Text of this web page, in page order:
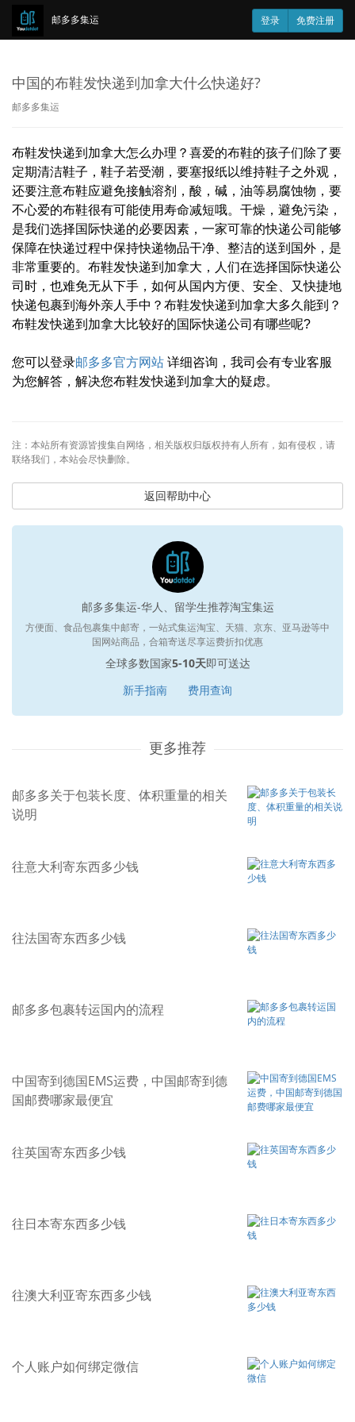
邮多多集运 登录 免费注册
中国的布鞋发快递到加拿大什么快递好?
邮多多集运
布鞋发快递到加拿大怎么办理？喜爱的布鞋的孩子们除了要
定期清洁鞋子，鞋子若受潮，要塞报纸以维持鞋子之外观，
还要注意布鞋应避免接触溶剂，酸，碱，油等易腐蚀物，要
不心爱的布鞋很有可能使用寿命减短哦。干燥，避免污染，
是我们选择国际快递的必要因素，一家可靠的快递公司能够
保障在快递过程中保持快递物品干净、整洁的送到国外，是
非常重要的。布鞋发快递到加拿大，人们在选择国际快递公
司时，也难免无从下手，如何从国内方便、安全、又快捷地
快递包裹到海外亲人手中？布鞋发快递到加拿大多久能到？
布鞋发快递到加拿大比较好的国际快递公司有哪些呢?
您可以登录邮多多官方网站 详细咨询，我司会有专业客服
为您解答，解决您布鞋发快递到加拿大的疑虑。
注：本站所有资源皆搜集自网络，相关版权归版权持有人所有，如有侵权，请
联络我们，本站会尽快删除。
返回帮助中心
邮多多集运-华人、留学生推荐淘宝集运
方便面、食品包裹集中邮寄，一站式集运淘宝、天猫、京东、亚马逊等中
国网站商品，合箱寄送尽享运费折扣优惠
全球多数国家5-10天即可送达
新手指南
费用查询
更多推荐
邮多多关于包装长度、体积重量的相关
说明
往意大利寄东西多少钱
往法国寄东西多少钱
邮多多包裹转运国内的流程
中国寄到德国EMS运费，中国邮寄到德
国邮费哪家最便宜
往英国寄东西多少钱
往日本寄东西多少钱
往澳大利亚寄东西多少钱
个人账户如何绑定微信